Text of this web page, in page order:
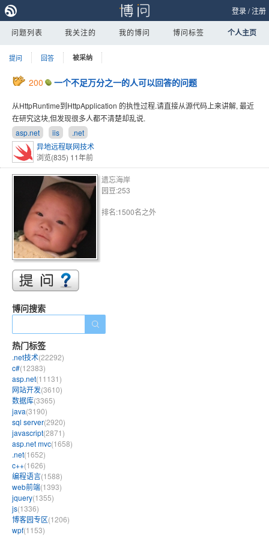
登录/注册
问题列表 我关注的 我的博问 博问标签 个人主页
提问 回答 被采纳
200 一个不足万分之一的人可以回答的问题
从HttpRuntime到HttpApplication 的执性过程.请直接从源代码上来讲解, 最近
在研究这块,但发现很多人都不清楚却乱说.
asp.net
iis
.net
异地远程联网技术
浏览(835) 11年前
遗忘海岸
园豆:253
排名:1500名之外
博问搜索
热门标签
.net技术(22292)
c#(12383)
asp.net(11131)
网站开发(3610)
数据库(3365)
java(3190)
sql server(2920)
javascript(2871)
asp.net mvc(1658)
.net(1652)
c++(1626)
编程语言(1588)
web前端(1393)
jquery(1355)
js(1336)
博客园专区(1206)
wpf(1153)